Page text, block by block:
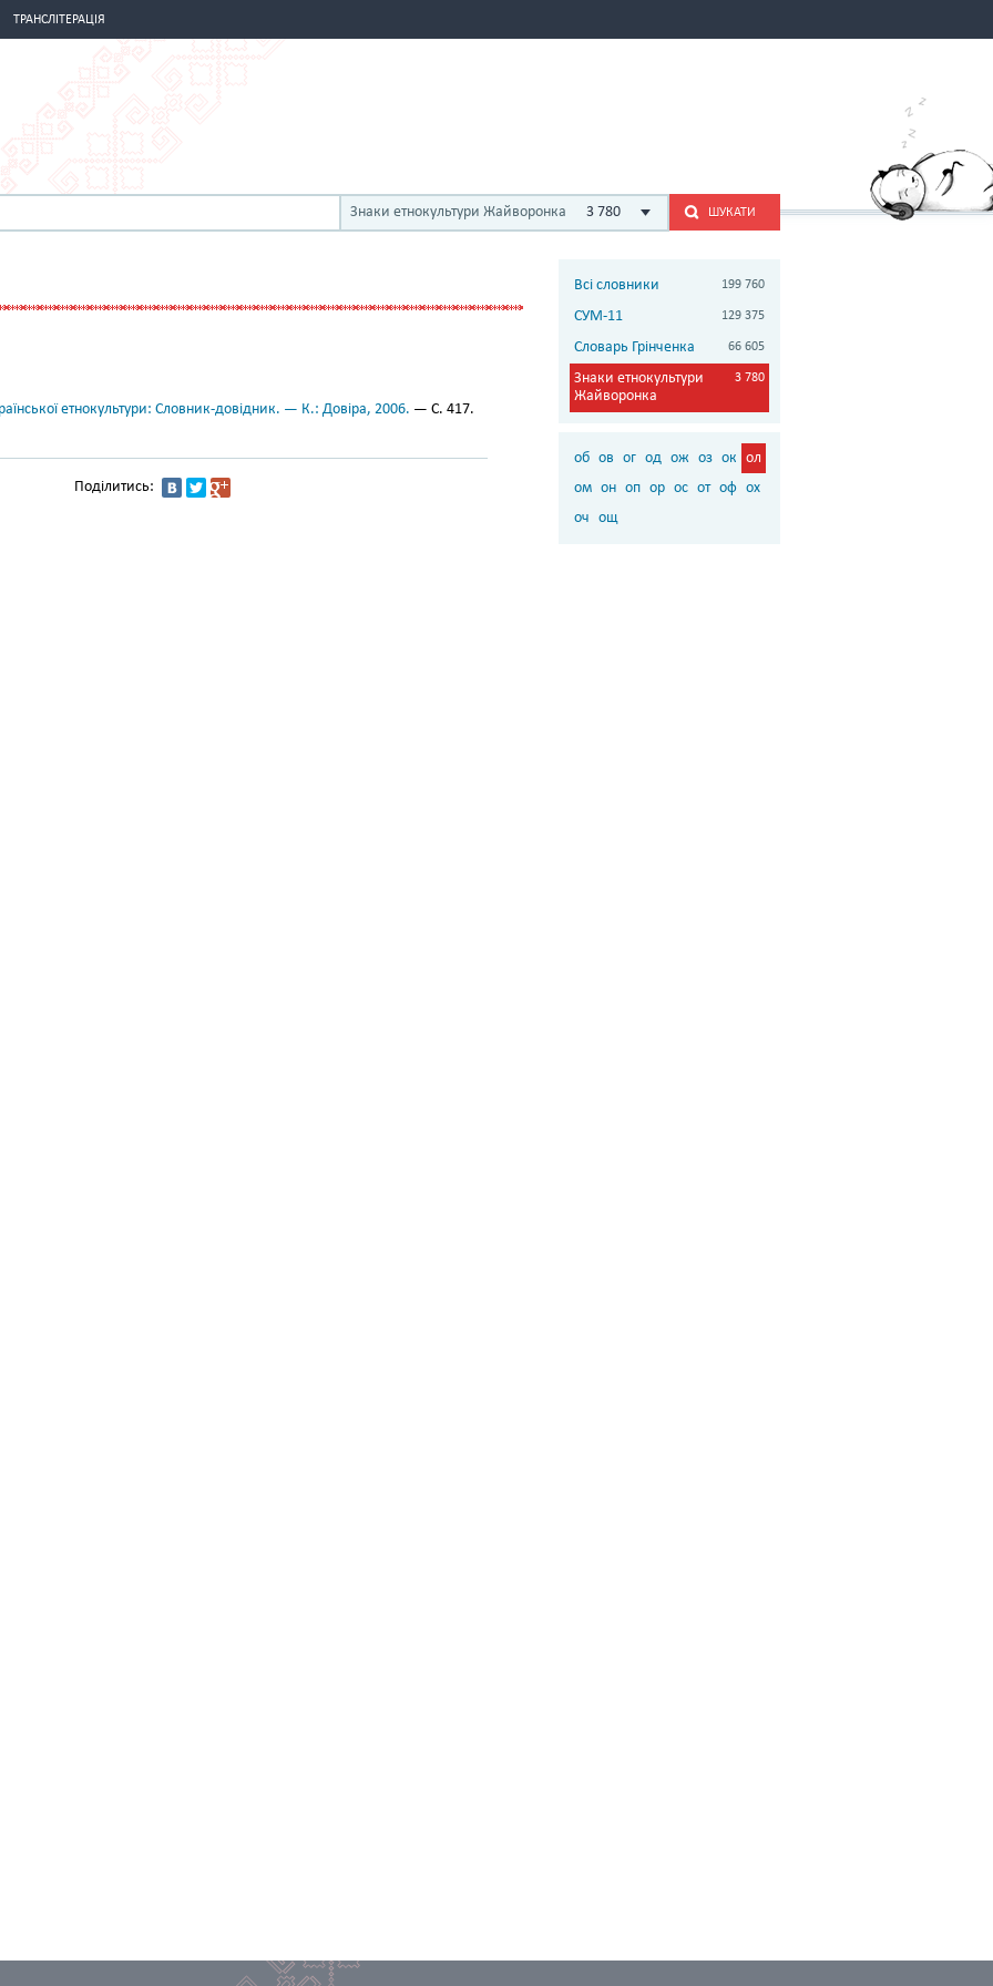
ТРАНСЛІТЕРАЦІЯ
Знаки етнокультури Жайворонка 3 780 ШУКАТИ
етнокультури: Словник-довідник. — К.: Довіра, 2006. — С. 417.
Поділитись:
Всі словники 199 760
СУМ-11 129 375
Словарь Грінченка 66 605
Знаки етнокультури
Жайворонка
3 780
об ов ог од ож оз ок ол
ом он оп ор ос от оф ох
оч ощ